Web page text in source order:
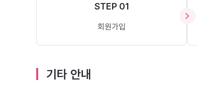
STEP 01
회원가입
기타 안내